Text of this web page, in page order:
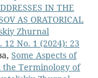
IN THE
AS ORATORICAL
Zhurnal
No. 1 (2024): 23
Some Aspects of
Terminology of